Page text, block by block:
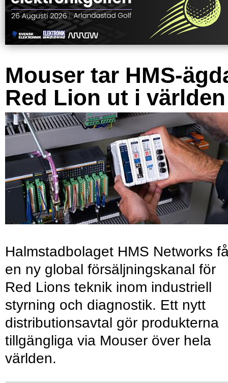
Mouser tar HMS-
Red Lion ut i världen
Halmstadbolaget HMS Networks
en ny global försäljningskanal för
Red Lions teknik inom industriell
styrning och diagnostik. Ett nytt
distributionsavtal gör produkterna
tillgängliga via Mouser över hela
världen.